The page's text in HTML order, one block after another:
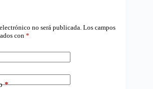
no será publicada. Los campos
con *
*